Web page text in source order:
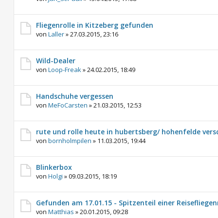
Fliegenrolle in Kitzeberg gefunden
von Laller»27.03.2015, 23:16
Wild-Dealer
von Loop-Freak»24.02.2015, 18:49
Handschuhe vergessen
von MeFoCarsten »21.03.2015, 12:53
rute und rolle heute in hubertsberg/ hohenfelde
von bornholmpilen » 11.03.2015, 19:44
Blinkerbox
von Holgi »09.03.2015, 18:19
Gefunden am 17.01.15 - Spitzenteil einer
von Matthias »20.01.2015, 09:28